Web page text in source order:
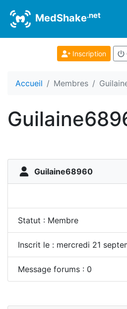
MedShake.net
Inscription
Accueil Membres
Guilaine68960
Statut : Membre
Inscrit le : mercredi 21
Message forums : 0